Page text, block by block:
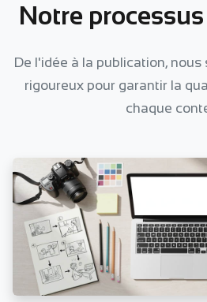
Notre
De l'idée à la publication,
rigoureux pour garantir la
chaque